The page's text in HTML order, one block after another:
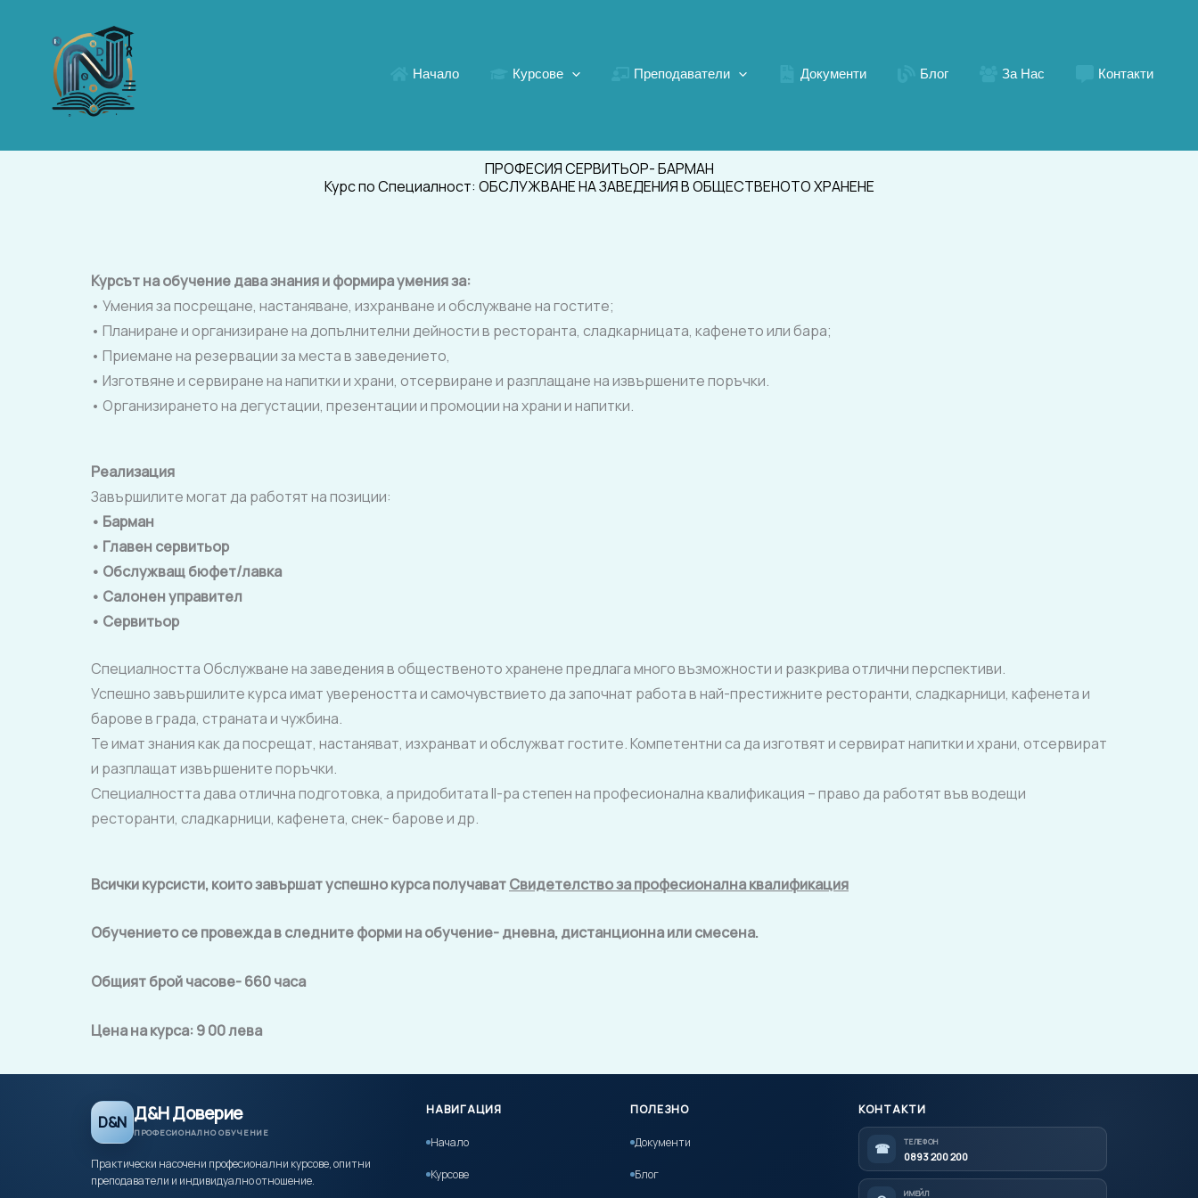
Начало Курсове Преподаватели Документи Блог За Нас Контакти
ПРОФЕСИЯ СЕРВИТЬОР- БАРМАН
Курс по Специалност: ОБСЛУЖВАНЕ НА ЗАВЕДЕНИЯ В ОБЩЕСТВЕНОТО ХРАНЕНЕ
Курсът на обучение дава знания и формира умения за:
• Умения за посрещане, настаняване, изхранване и обслужване на гостите;
• Планиране и организиране на допълнителни дейности в ресторанта, сладкарницата, кафенето или бара;
• Приемане на резервации за места в заведението,
• Изготвяне и сервиране на напитки и храни, отсервиране и разплащане на извършените поръчки.
• Организирането на дегустации, презентации и промоции на храни и напитки.
Реализация
Завършилите могат да работят на позиции:
• Барман
• Главен сервитьор
• Обслужващ бюфет/лавка
• Салонен управител
• Сервитьор
Специалността Обслужване на заведения в общественото хранене предлага много възможности и разкрива отлични перспективи.
Успешно завършилите курса имат увереността и самочувствието да започнат работа в най-престижните ресторанти, сладкарници, кафенета и
барове в града, страната и чужбина.
Те имат знания как да посрещат, настаняват, изхранват и обслужват гостите. Компетентни са да изготвят и сервират напитки и храни, отсервират
и разплащат извършените поръчки.
Специалността дава отлична подготовка, а придобитата II-ра степен на професионална квалификация – право да работят във водещи
ресторанти, сладкарници, кафенета, снек- барове и др.
Всички курсисти, които завършат успешно курса получаватСвидетелство за професионална квалификация
Обучението се провежда в следните форми на обучение- дневна, дистанционна или смесена.
Общият брой часове- 660 часа
Цена на курса: 9 00 лева
D&N Д&Н Доверие
ПРОФЕСИОНАЛНО ОБУЧЕНИЕ
Практически насочени професионални курсове, опитни
преподаватели и индивидуално отношение.
НАВИГАЦИЯ
Начало
Курсове
ПОЛЕЗНО
Документи
Блог
КОНТАКТИ
☎ ТЕЛЕФОН
0893 200 200
ИМЕЙЛ